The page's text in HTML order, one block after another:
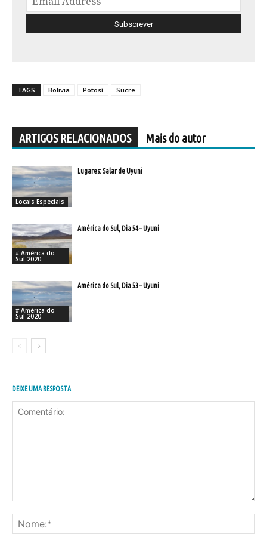
TAGS Bolivia Potosí Sucre
ARTIGOS RELACIONADOS Mais do autor
Locais Especiais
Lugares: Salar de Uyuni
# América do
Sul 2020
América do Sul, Dia 54 – Uyuni
# América do
Sul 2020
América do Sul, Dia 53 – Uyuni
DEIXE UMA RESPOSTA